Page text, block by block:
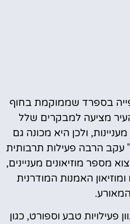
בספרד שממוקמת בחוף
מציעה למבקרים שלל
ולכן היא מכונה גם
הרבה פעילות תרבותית
מספר מוזיאונים מעניינים,
ומוזיאון האמנות המודרנית
פעילויות טבע וספורט, כגון